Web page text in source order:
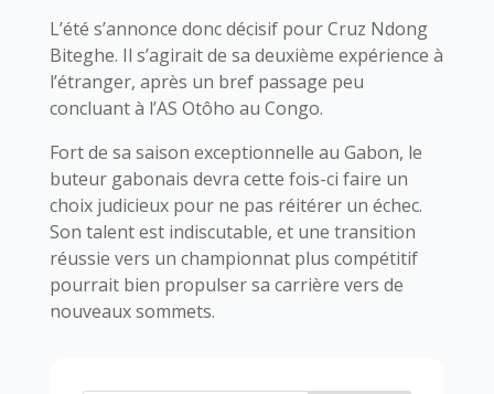
L’été s’annonce donc décisif pour Cruz Ndong
Biteghe. Il s’agirait de sa deuxième expérience à
l’étranger, après un bref passage peu
concluant à l’AS Otôho au Congo.
Fort de sa saison exceptionnelle au Gabon, le
buteur gabonais devra cette fois-ci faire un
choix judicieux pour ne pas réitérer un échec.
Son talent est indiscutable, et une transition
réussie vers un championnat plus compétitif
pourrait bien propulser sa carrière vers de
nouveaux sommets.